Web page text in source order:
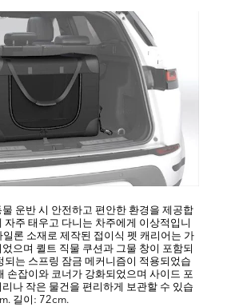
운반 시 안전하고 편안한 환경을 제공합
주 태우고 다니는 차주에게 이상적입니
론 소재로 제작된 접이식 펫 캐리어는 가
으며 퀼트 직물 쿠션과 그물 창이 포함되
되는 스프링 잠금 메커니즘이 적용되었습
손잡이와 코너가 강화되었으며 사이드 포
나 작은 물건을 편리하게 보관할 수 있습
길이: 72cm.